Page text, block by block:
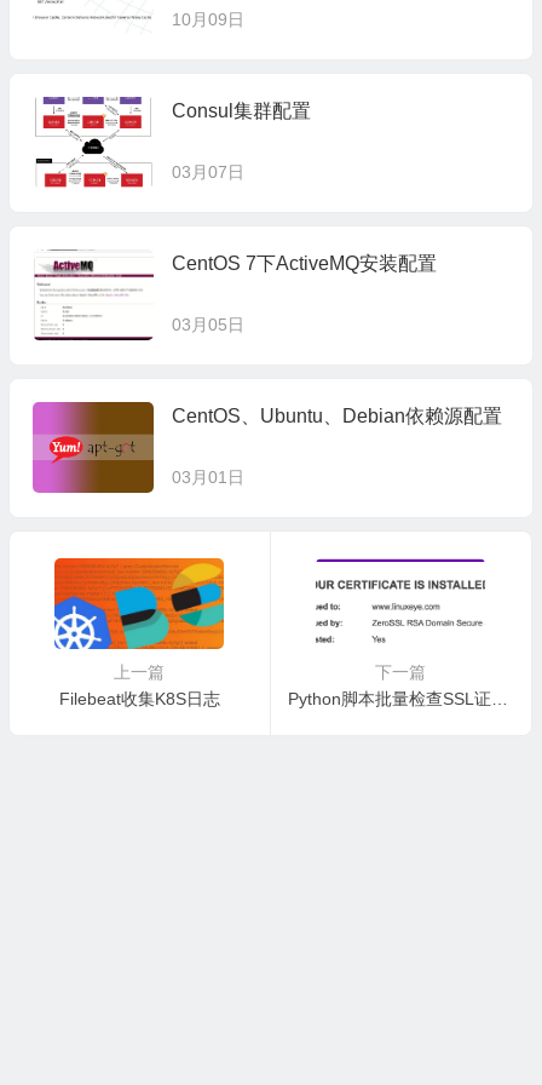
10月09日
Consul集群配置
03月07日
CentOS 7下ActiveMQ安装配置
03月05日
CentOS、Ubuntu、Debian依赖源配置
03月01日
上一篇
Filebeat收集K8S日志
下一篇
Python脚本批量检查SSL证书过期时间